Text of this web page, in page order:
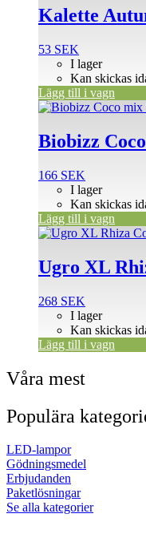
Kalette
53 SEK
I lager
Kan skickas
Lägg till i vagn
Biobizz
166 SEK
I lager
Kan skickas
Lägg till i vagn
Ugro XL
268 SEK
I lager
Kan skickas
Lägg till i vagn
Våra mest
Populära
LED-lampor
Gödningsmedel
Erbjudanden
Paketlösningar
Se alla kategorier